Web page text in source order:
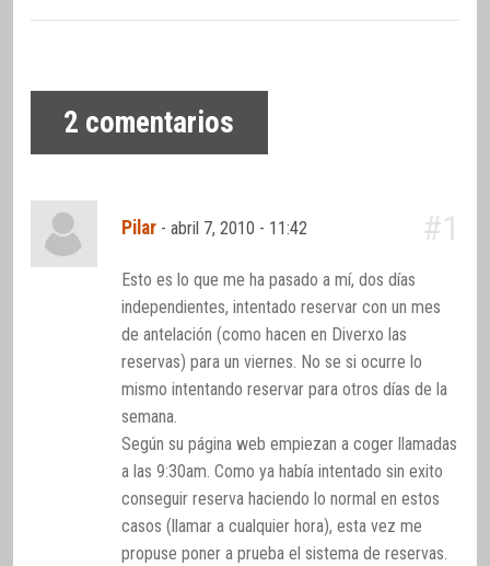
2 comentarios
Pilar -abril 7, 2010 - 11:42 #1
Esto es lo que me ha pasado a mí, dos días
independientes, intentado reservar con un mes
de antelación (como hacen en Diverxo las
reservas) para un viernes. No se si ocurre lo
mismo intentando reservar para otros días de la
semana.
Según su página web empiezan a coger llamadas
a las 9:30am. Como ya había intentado sin exito
conseguir reserva haciendo lo normal en estos
casos (llamar a cualquier hora), esta vez me
propuse poner a prueba el sistema de reservas.